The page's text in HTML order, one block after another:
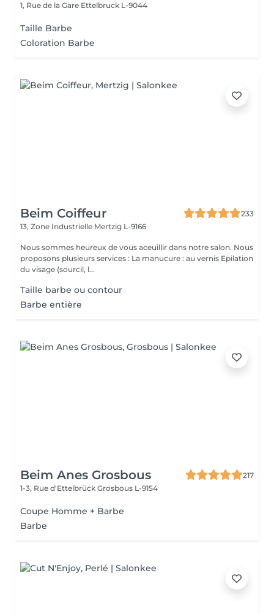
1, Rue de la Gare Ettelbruck L-9044
Taille Barbe
Coloration Barbe
Beim Coiffeur
233
13, Zone Industrielle Mertzig L-9166
Nous sommes heureux de vous aceuillir dans notre salon. Nous
proposons plusieurs services : La manucure : au vernis Epilation
du visage (sourcil, l...
Taille barbe ou contour
Barbe entière
Beim Anes Grosbous
217
1-3, Rue d'Ettelbrück Grosbous L-9154
Coupe Homme + Barbe
Barbe